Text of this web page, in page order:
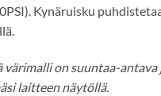
Kynäruisku
on suuntaa-antava
laitteen näytöllä.